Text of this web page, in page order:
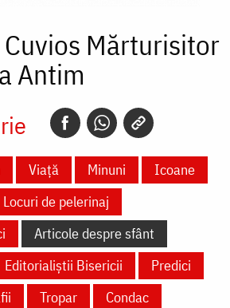
Mărturisitor
Antim
Viață Minuni
Icoane
Locuri de pelerinaj
Articole despre sfânt
Editorialiștii Bisericii
Predici
Tropar
Condac